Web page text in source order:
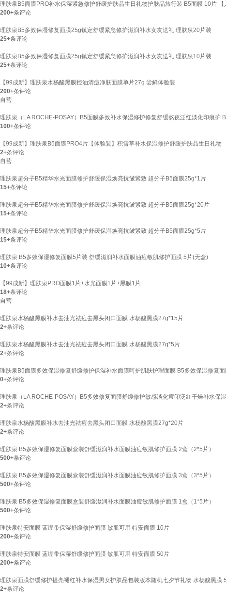
理肤泉B5面膜PRO补水保湿紧急修护舒缓护肤品生日礼物护肤品旅行装 B5面膜 10片 【
200+条评论
理肤泉B5多效保湿修复面膜25g镇定舒缓紧急修护滋润补水女友送礼 理肤泉20片装
25+条评论
理肤泉B5多效保湿修复面膜25g镇定舒缓紧急修护滋润补水女友送礼 理肤泉10片装
25+条评论
【99成新】理肤泉水杨酸黑膜控油清痘净肤面膜单片27g 尝鲜体验装
200+条评论
自营
理肤泉（LA ROCHE-POSAY）B5面膜多效补水保湿修护修复舒缓熬夜泛红淡化印痕护
100+条评论
【99成新】理肤泉B5面膜PRO4片【体验装】积雪草补水保湿修护舒缓护肤品生日礼物
2+条评论
自营
理肤泉超分子B5精华水光面膜修护舒缓保湿焕亮抗皱紧致 超分子B5面膜25g*1片
15+条评论
理肤泉超分子B5精华水光面膜修护舒缓保湿焕亮抗皱紧致 超分子B5面膜25g*20片
15+条评论
理肤泉超分子B5精华水光面膜修护舒缓保湿焕亮抗皱紧致 超分子B5面膜25g*5片
15+条评论
理肤泉 B5多效保湿修复面膜5片装 舒缓滋润补水面膜油痘敏肌修护面膜 5片(无盒)
10+条评论
【99成新】理肤泉PRO面膜1片+水光面膜1片+黑膜1片
18+条评论
自营
理肤泉水杨酸黑膜补水去油光祛痘去黑头闭口面膜 水杨酸黑膜27g*15片
2+条评论
理肤泉水杨酸黑膜补水去油光祛痘去黑头闭口面膜 水杨酸黑膜27g*5片
2+条评论
理肤泉B5面膜多效保湿修复舒缓修护保湿补水面膜呵护肌肤护理面膜 B5多效保湿修复面
0+条评论
理肤泉（LA ROCHE-POSAY）B5多效修复面膜舒缓修护敏感淡化痘印泛红干燥补水保
2+条评论
理肤泉水杨酸黑膜补水去油光祛痘去黑头闭口面膜 水杨酸黑膜27g*20片
2+条评论
理肤泉 B5多效保湿修复面膜盒装舒缓滋润补水面膜油痘敏肌修护面膜 2盒（2*5片）
500+条评论
理肤泉 B5多效保湿修复面膜盒装舒缓滋润补水面膜油痘敏肌修护面膜 3盒（3*5片）
500+条评论
理肤泉 B5多效保湿修复面膜盒装舒缓滋润补水面膜油痘敏肌修护面膜 1盒（1*5片）
500+条评论
理肤泉特安面膜 蓝绷带保湿舒缓修护面膜 敏肌可用 特安面膜 10片
200+条评论
理肤泉特安面膜 蓝绷带保湿舒缓修护面膜 敏肌可用 特安面膜 50片
200+条评论
理肤泉面膜舒缓修护提亮褪红补水保湿男女护肤品包装版本随机七夕节礼物 水杨酸黑膜
2+条评论